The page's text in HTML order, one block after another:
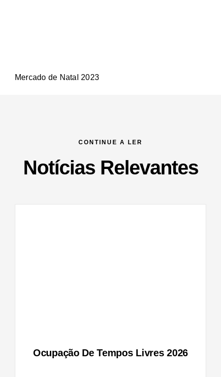
Mercado de Natal 2023
CONTINUE A LER
Notícias Relevantes
Ocupação De Tempos Livres 2026